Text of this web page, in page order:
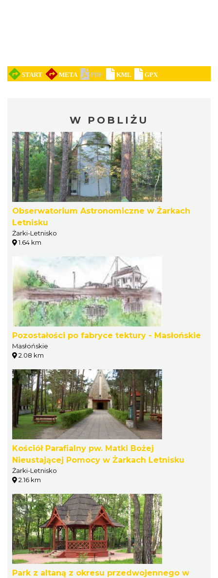
W POBLIŻU
Obserwatorium Astronomiczne w Żarkach
Letnisku
Żarki-Letnisko
1.64 km
Pozostałości po fabryce tektury - Masłońskie
Masłońskie
2.08 km
Kościół Parafialny pw. Matki Bożej
Nieustającej Pomocy w Żarkach Letnisku
Żarki-Letnisko
2.16 km
Park z altaną z okresu przedwojennego w